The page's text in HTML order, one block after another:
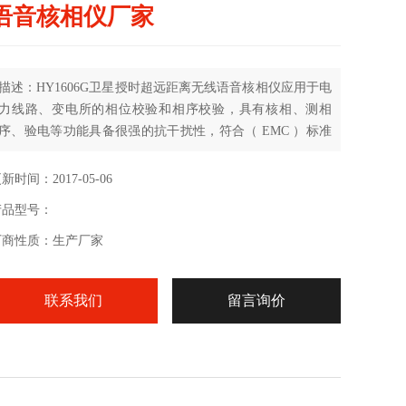
音核相仪厂家
述：HY1606G卫星授时超远距离无线语音核相仪应用于电
线路、变电所的相位校验和相序校验，具有核相、测相
、验电等功能具备很强的抗干扰性，符合（ EMC ）标准
集器取出，经过处理后直接发射出去。由核相仪接收并进
正达到安全可靠、快速准确，适应各种核相场合。
时间：2017-05-06
型号：
性质：生产厂家
联系我们 留言询价